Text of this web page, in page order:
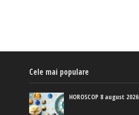
Cele mai populare
HOROSCOP 8 august 2026